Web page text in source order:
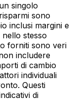
singolo
sono
inclusi margini e
stesso
forniti sono veri
includere
di cambio
individuali
Questi
di